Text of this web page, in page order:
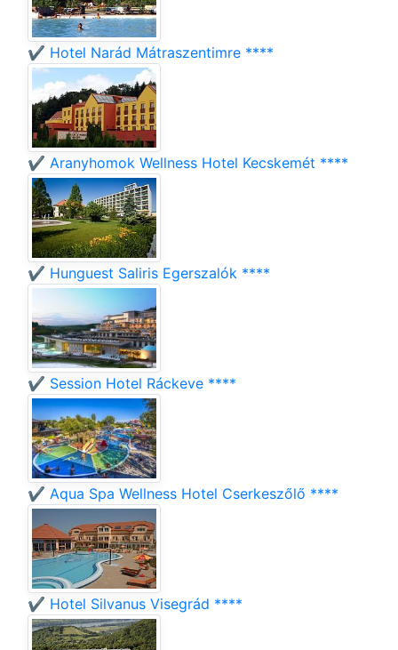
✔️ Hotel Narád Mátraszentimre ****
✔️ Aranyhomok Wellness Hotel Kecskemét ****
✔️ Hunguest Saliris Egerszalók ****
✔️ Session Hotel Ráckeve ****
✔️ Aqua Spa Wellness Hotel Cserkeszőlő ****
✔️ Hotel Silvanus Visegrád ****